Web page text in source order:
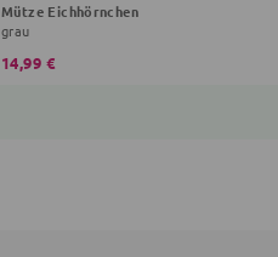
Mütze Eichhörnchen
grau
14,99 €